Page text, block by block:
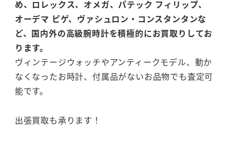
め、ロレックス、オメガ、パテック フィリップ、
オーデマ ピゲ、ヴァシュロン・コンスタンタンな
ど、国内外の高級腕時計を積極的にお買取りしてお
ります。
ヴィンテージウォッチやアンティークモデル、動か
なくなったお時計、付属品がないお品物でも査定可
能です。
出張買取も承ります！